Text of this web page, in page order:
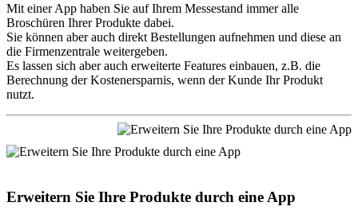
Mit einer App haben Sie auf Ihrem Messestand immer alle
Broschüren Ihrer Produkte dabei.
Sie können aber auch direkt Bestellungen aufnehmen und diese an
die Firmenzentrale weitergeben.
Es lassen sich aber auch erweiterte Features einbauen, z.B. die
Berechnung der Kostenersparnis, wenn der Kunde Ihr Produkt
nutzt.
Erweitern Sie Ihre Produkte durch eine App